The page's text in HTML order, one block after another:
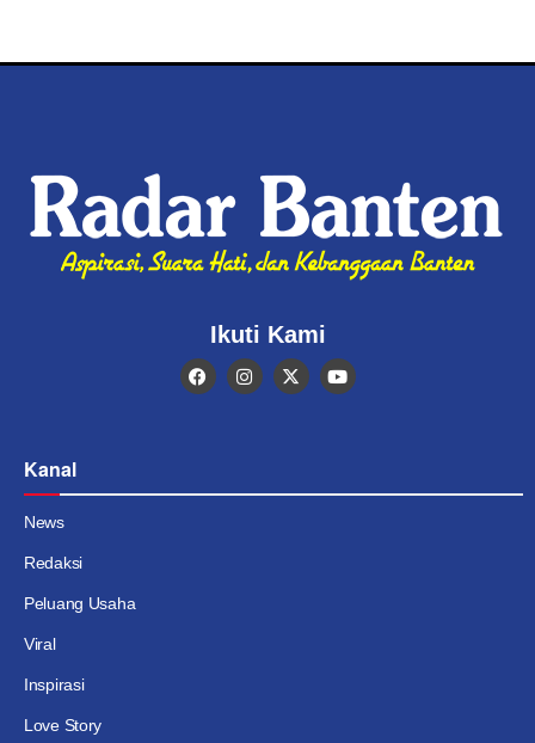
Ikuti Kami
Kanal
News
Redaksi
Peluang Usaha
Viral
Inspirasi
Love Story